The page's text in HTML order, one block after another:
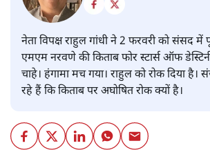
नेता विपक्ष राहुल गांधी ने 2 फरवरी को संसद में
एमएम नरवणे की किताब फोर स्टार्स ऑफ
चाहे। हंगामा मच गया। राहुल को रोक दिया है।
रहे हैं कि किताब पर अघोषित रोक क्यों है।